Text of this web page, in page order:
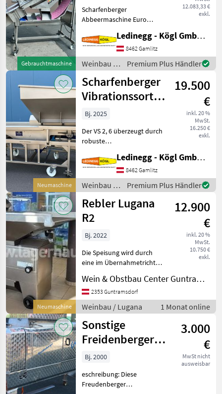
Gebrauchtmaschine
12.083,33 €
exkl.
Scharfenberger
Abbeermaschine Euro
Abbeeren, komplett aus
Edelstahl Beschreibung: Die
Scharfenberger Euro Select
wurde für ein besonders
Ledinegg - Kögl GmbH - Obst- und Weinbautechnik
8462 Gamlitz
Weinbau /
Scharfenberger
Premium Plus Händler
Neumaschine
Scharfenberger
Vibrationssortiertisch
VS 2,6
19.500
€
inkl. 20 %
MwSt.
16.250 €
exkl.
Bj. 2025
Der VS 2, 6 überzeugt durch
robuste
Leistungsfähigkeit und
praxisgerechte Ausstattung.
Mit seiner flexiblen
Bauweise und der
Vibrationsaustr
Ledinegg - Kögl GmbH - Obst- und Weinbautechnik
8462 Gamlitz
Weinbau /
Scharfenberger
Premium Plus Händler
Neumaschine
Rebler Lugana
R2
12.900
€
inkl. 20 %
MwSt.
10.750 €
exkl.
Bj. 2022
Die Speisung wird durch
eine im Übernahmetrichter
reguliert. Die Trauben
werden durch die
Abbeerachse übernommen.
Die Betriebsgeschwindigke
Wein & Obstbau Center Guntramsdorf
2353 Guntramsdorf
Weinbau / Lugana 1 Monat online
Sonstige
Freidenberger
HRF 15
3.000
€
MwSt nicht
ausweisbar
Bj. 2000
eschreibung: Diese
Freudenberger